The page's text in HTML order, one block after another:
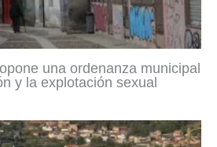
una ordenanza municipal
y la explotación sexual